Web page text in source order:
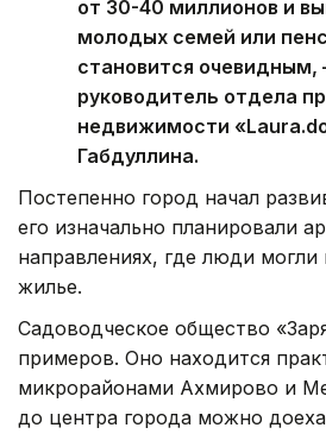
от 30-40 миллионов и
молодых семей или
становится очевидным,
руководитель отдела
недвижимости
Габдуллина.
Постепенно город начал
его изначально планировали
направлениях, где люди могли
жилье.
Садоводческое общество
примеров. Оно находится
микрорайонами Ахмирово и
до центра города можно